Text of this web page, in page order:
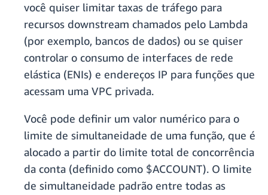
você quiser limitar taxas de tráfego para
recursos downstream chamados pelo Lambda
(por exemplo, bancos de dados) ou se quiser
controlar o consumo de interfaces de rede
elástica (ENIs) e endereços IP para funções que
acessam uma VPC privada.
Você pode definir um valor numérico para o
limite de simultaneidade de uma função, que é
alocado a partir do limite total de concorrência
da conta (definido como $ACCOUNT). O limite
de simultaneidade padrão entre todas as